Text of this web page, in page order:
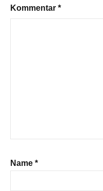
Kommentar *
Name *